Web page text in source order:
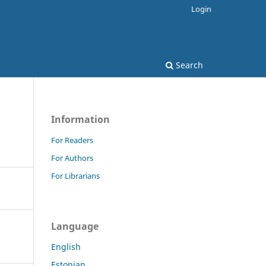
Search
Login
Information
For Readers
For Authors
For Librarians
Language
English